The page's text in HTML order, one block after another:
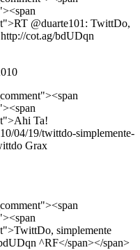
@duarte101: TwittDo,
cot.ag/bdUDqn
Ta!
04/19/twittdo-simplemente-
Grax
simplemente
^RF</span></span>